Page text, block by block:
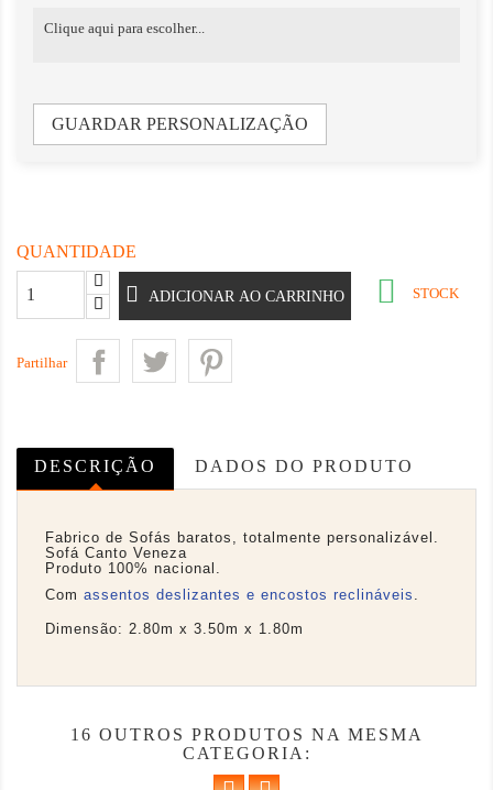
GUARDAR PERSONALIZAÇÃO
QUANTIDADE
ADICIONAR AO CARRINHO  STOCK
Partilhar
DESCRIÇÃO DADOS DO PRODUTO
Fabrico de Sofás baratos, totalmente personalizável.
Sofá Canto Veneza
Produto 100% nacional.
Com assentos deslizantes e encostos reclináveis .
Dimensão: 2.80m x 3.50m x 1.80m
16 OUTROS PRODUTOS NA MESMA
CATEGORIA: